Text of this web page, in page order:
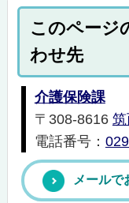
このページ
わせ先
介護保険課
〒308-8616
電話番号：
メールで